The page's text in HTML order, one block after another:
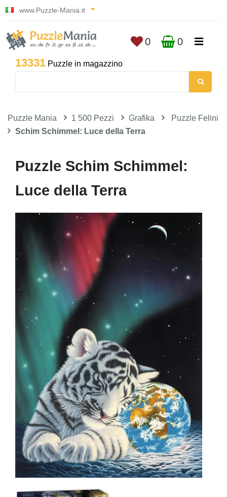
www.Puzzle-Mania.it
13331 Puzzle in magazzino
0 0
Puzzle Mania 1 500 Pezzi Grafika
Puzzle Felini
Schim Schimmel: Luce della Terra
Puzzle Schim Schimmel:
Luce della Terra